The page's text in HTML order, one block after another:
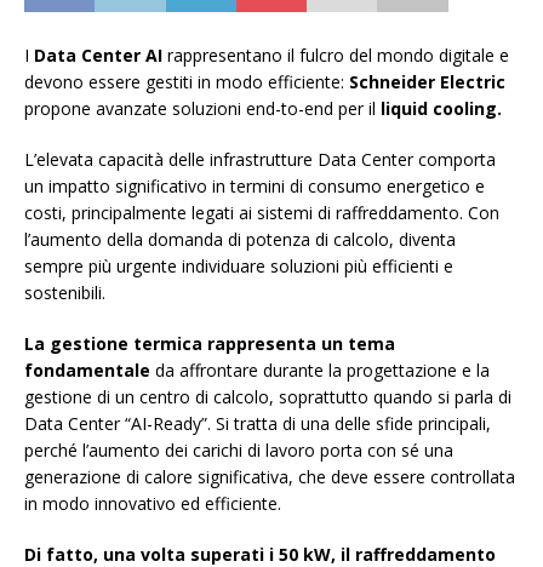
I Data Center AI rappresentano il fulcro del mondo digitale e
devono essere gestiti in modo efficiente: Schneider Electric
propone avanzate soluzioni end-to-end per il liquid cooling.
L’elevata capacità delle infrastrutture Data Center comporta
un impatto significativo in termini di consumo energetico e
costi, principalmente legati ai sistemi di raffreddamento. Con
l’aumento della domanda di potenza di calcolo, diventa
sempre più urgente individuare soluzioni più efficienti e
sostenibili.
La gestione termica rappresenta un tema
fondamentale da affrontare durante la progettazione e la
gestione di un centro di calcolo, soprattutto quando si parla di
Data Center “AI-Ready”. Si tratta di una delle sfide principali,
perché l’aumento dei carichi di lavoro porta con sé una
generazione di calore significativa, che deve essere controllata
in modo innovativo ed efficiente.
Di fatto, una volta superati i 50 kW, il raffreddamento